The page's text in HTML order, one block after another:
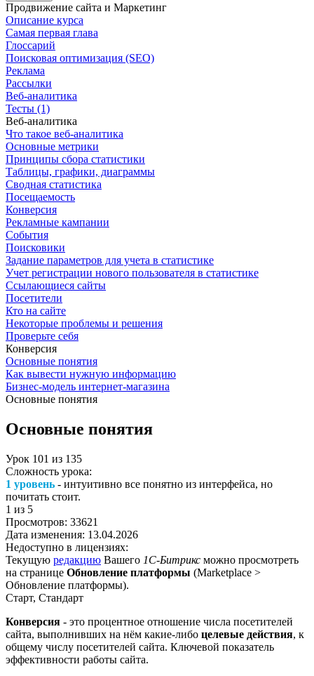
Продвижение сайта и Маркетинг
Описание курса
Самая первая глава
Глоссарий
Поисковая оптимизация (SEO)
Реклама
Рассылки
Веб-аналитика
Тесты (1)
Веб-аналитика
Что такое веб-аналитика
Основные метрики
Принципы сбора статистики
Таблицы, графики, диаграммы
Сводная статистика
Посещаемость
Конверсия
Рекламные кампании
События
Поисковики
Задание параметров для учета в статистике
Учет регистрации нового пользователя в статистике
Ссылающиеся сайты
Посетители
Кто на сайте
Некоторые проблемы и решения
Проверьте себя
Конверсия
Основные понятия
Как вывести нужную информацию
Бизнес-модель интернет-магазина
Основные понятия
Основные понятия
Урок 101 из 135
Сложность урока:
1 уровень - интуитивно все понятно из интерфейса, но
почитать стоит.
1 из 5
Просмотров: 33621
Дата изменения: 13.04.2026
Недоступно в лицензиях:
Текущую редакцию Вашего 1С-Битрикс можно просмотреть
на странице Обновление платформы (Marketplace >
Обновление платформы).
Старт, Стандарт
Конверсия - это процентное отношение числа посетителей
сайта, выполнивших на нём какие-либо целевые действия, к
общему числу посетителей сайта. Ключевой показатель
эффективности работы сайта.